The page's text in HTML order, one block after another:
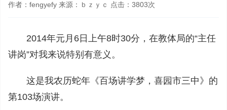
作者：fengyefy 来源：ｂｚｙｃ 点击： 3803次
2014年元月6日上午8时30分，在教体局的“主任
讲岗”对我来说特别有意义。
这是我农历蛇年《百场讲学梦，喜园市三中》的
第103场演讲。